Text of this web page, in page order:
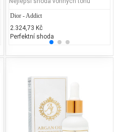
Lancôme Poême
3.200,00 Kč
25% běžných vonných tónů
Dior - Addict
2.324,73 Kč
Perfektní shoda